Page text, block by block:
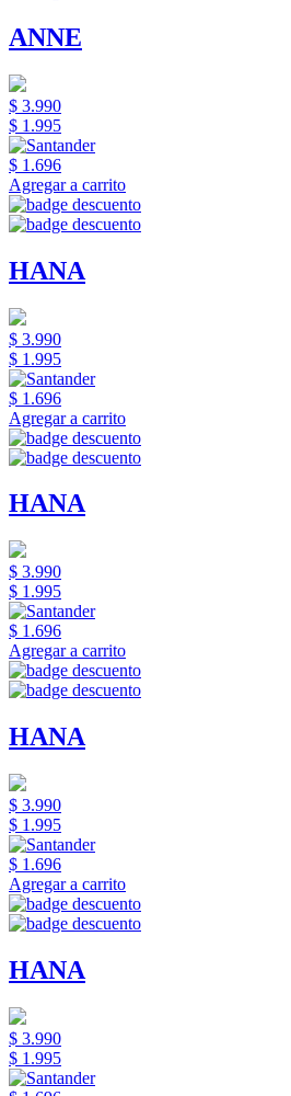
ANNE
$ 3.990
$ 1.995
$ 1.696
Agregar a carrito
HANA
$ 3.990
$ 1.995
$ 1.696
Agregar a carrito
HANA
$ 3.990
$ 1.995
$ 1.696
Agregar a carrito
HANA
$ 3.990
$ 1.995
$ 1.696
Agregar a carrito
HANA
$ 3.990
$ 1.995